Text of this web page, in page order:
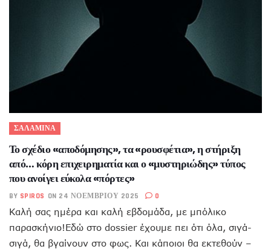
ΣΑΛΑΜΙΝΑ
Το σχέδιο «αποδόμησης», τα «ρουσφέτια», η στήριξη
από… κόρη επιχειρηματία και ο «μυστηριώδης» τύπος
που ανοίγει εύκολα «πόρτες»
BY SPIROS ON 24 ΝΟΕΜΒΡΊΟΥ 2025 0
Καλή σας ημέρα και καλή εβδομάδα, με μπόλικο
παρασκήνιο!Εδώ στο dossier έχουμε πει ότι όλα, σιγά-
σιγά, θα βγαίνουν στο φως. Και κάποιοι θα εκτεθούν –